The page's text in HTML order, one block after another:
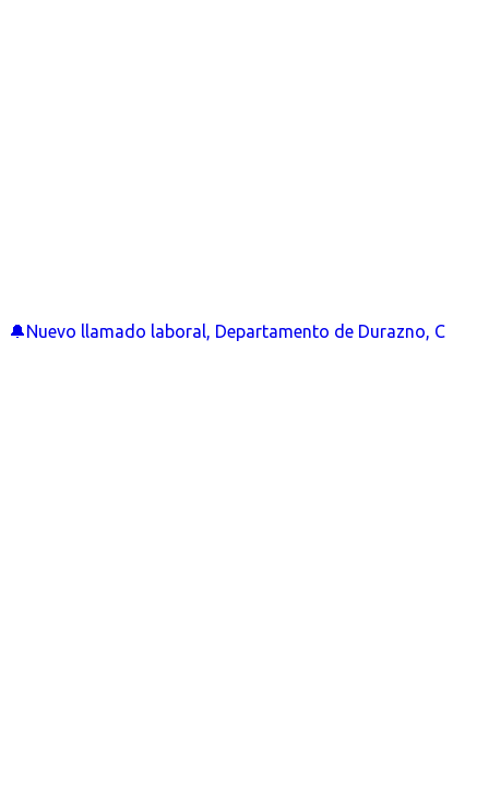
🔔Nuevo llamado laboral, Departamento de Durazno, C